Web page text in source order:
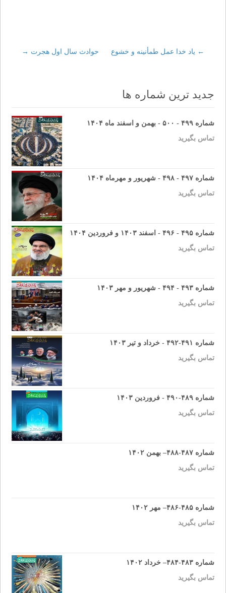
Post
navigation
← یاد خدا عمل طمأنینه و خشوع حوادث سال اول هجرت →
جدید ترین شماره ها
شماره ۴۹۹ - ۵۰۰ - بهمن و اسفند ماه ۱۴۰۴
تماس بگیرید
شماره ۴۹۷ - ۴۹۸ - شهریور و مهرماه ۱۴۰۴
تماس بگیرید
شماره ۴۹۵ - ۴۹۶ - اسفند ۱۴۰۳ و فروردین ۱۴۰۴
تماس بگیرید
شماره ۴۹۳ - ۴۹۴ - شهریور و مهر ۱۴۰۳
تماس بگیرید
شماره ۴۹۱-۴۹۲ - خرداد و تیر ۱۴۰۳
تماس بگیرید
شماره ۴۸۹-۴۹۰ - فروردین ۱۴۰۳
تماس بگیرید
شماره ۴۸۷-۴۸۸– بهمن ۱۴۰۲
تماس بگیرید
شماره ۴۸۵-۴۸۶– مهر ۱۴۰۲
تماس بگیرید
شماره ۴۸۳-۴۸۴– خرداد ۱۴۰۲
تماس بگیرید